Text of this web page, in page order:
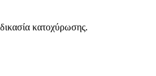
κατοχύρωσης.